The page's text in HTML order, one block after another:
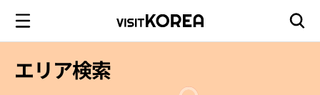
エリア検索